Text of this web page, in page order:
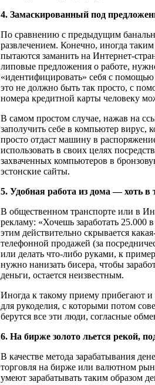
4. Замаскированный под
По сравнению с предыдущим
развлечением. Конечно, иногда
пытаются заманить на Интернет-
липовые предложения о работе,
«идентифицировать» себя с помощью
это не должно быть так просто, с
номера кредитной карты человеку
В самом простом случае, нажав на
заполучить себе в компьютер вирус,
просто отдаст машину в
использовать в своих целях
захваченных компьютеров в
эстонские сайты.
5. Удобная работа из дома — хоть в
В общественном транспорте или в
рекламу: «Хочешь заработать 25.000
этим действительно скрывается
телефонной продажей (за
или делать что-либо руками, к
нужно нанизать бисера, чтобы
деньги, остается неизвестным.
Иногда к такому приему прибегают
для рукоделия, с которыми потом
берутся все эти люди, согласные
6. На бирже золото льется рекой,
В качестве метода зарабатывания
торговля на бирже или валютном
умеют зарабатывать таким образом